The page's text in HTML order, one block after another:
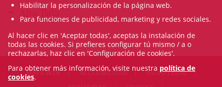
Alta/Baja
MAPA WEB ACCESIBILIDAD
AVISO LEGAL
Habilitar la personalización de la página web.
Para funciones de publicidad, marketing y redes sociales.
Al hacer clic en 'Aceptar todas', aceptas la instalación de
todas las cookies. Si prefieres configurar tú mismo / a o
rechazarlas, haz clic en 'Configuración de cookies'.
Para obtener más información, visite nuestra política de
cookies.